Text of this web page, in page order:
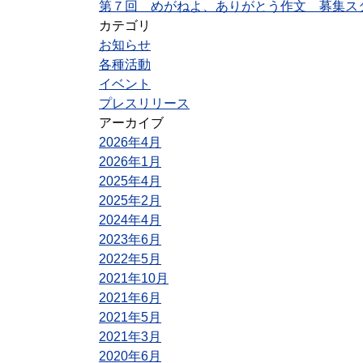
第７回 めがねよ、ありがとう作文 募集ス
カテゴリ
お知らせ
各種活動
イベント
プレスリリース
アーカイブ
2026年4月
2026年1月
2025年4月
2025年2月
2024年4月
2023年6月
2022年5月
2021年10月
2021年6月
2021年5月
2021年3月
2020年6月